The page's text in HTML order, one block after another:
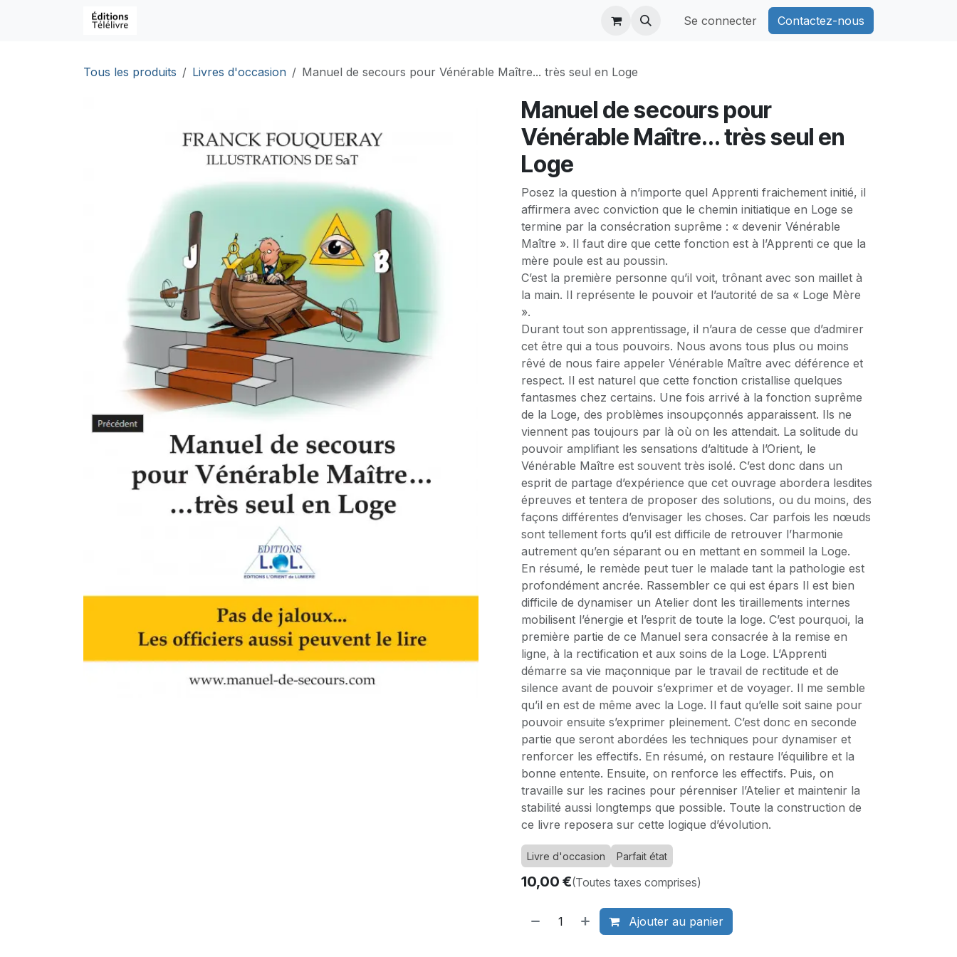
Se rendre au contenu
Se connecter Contactez-nous
Tous les produits Livres d'occasion Manuel de secours pour Vénérable Maître... très seul en Loge
Manuel de secours pour
Vénérable Maître... très seul en
Loge
Posez la question à n’importe quel Apprenti fraichement initié, il
affirmera avec conviction que le chemin initiatique en Loge se
termine par la consécration suprême : « devenir Vénérable
Maître ». Il faut dire que cette fonction est à l’Apprenti ce que la
mère poule est au poussin.
C’est la première personne qu’il voit, trônant avec son maillet à
la main. Il représente le pouvoir et l’autorité de sa « Loge Mère
».
Durant tout son apprentissage, il n’aura de cesse que d’admirer
cet être qui a tous pouvoirs. Nous avons tous plus ou moins
rêvé de nous faire appeler Vénérable Maître avec déférence et
respect. Il est naturel que cette fonction cristallise quelques
fantasmes chez certains. Une fois arrivé à la fonction suprême
de la Loge, des problèmes insoupçonnés apparaissent. Ils ne
viennent pas toujours par là où on les attendait. La solitude du
pouvoir amplifiant les sensations d’altitude à l’Orient, le
Vénérable Maître est souvent très isolé. C’est donc dans un
esprit de partage d’expérience que cet ouvrage abordera lesdites
épreuves et tentera de proposer des solutions, ou du moins, des
façons différentes d’envisager les choses. Car parfois les nœuds
sont tellement forts qu’il est difficile de retrouver l’harmonie
autrement qu’en séparant ou en mettant en sommeil la Loge.
En résumé, le remède peut tuer le malade tant la pathologie est
profondément ancrée. Rassembler ce qui est épars Il est bien
difficile de dynamiser un Atelier dont les tiraillements internes
mobilisent l’énergie et l’esprit de toute la loge. C’est pourquoi, la
première partie de ce Manuel sera consacrée à la remise en
ligne, à la rectification et aux soins de la Loge. L’Apprenti
démarre sa vie maçonnique par le travail de rectitude et de
silence avant de pouvoir s’exprimer et de voyager. Il me semble
qu’il en est de même avec la Loge. Il faut qu’elle soit saine pour
pouvoir ensuite s’exprimer pleinement. C’est donc en seconde
partie que seront abordées les techniques pour dynamiser et
renforcer les effectifs. En résumé, on restaure l’équilibre et la
bonne entente. Ensuite, on renforce les effectifs. Puis, on
travaille sur les racines pour pérenniser l’Atelier et maintenir la
stabilité aussi longtemps que possible. Toute la construction de
ce livre reposera sur cette logique d’évolution.
Livre d'occasion Parfait état
10,00 €(Toutes taxes comprises)
Ajouter au panier